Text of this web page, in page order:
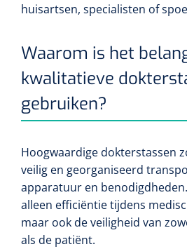
Agraffes de fixation
Bassin renal
Nettoyeurs de plaies
huisartsen, specialisten of
Waarom is het
kwalitatieve
gebruiken?
Hoogwaardige dokterstassen
veilig en georganiseerd
apparatuur en
alleen efficiëntie tijdens
maar ook de veiligheid van
als de patiënt.